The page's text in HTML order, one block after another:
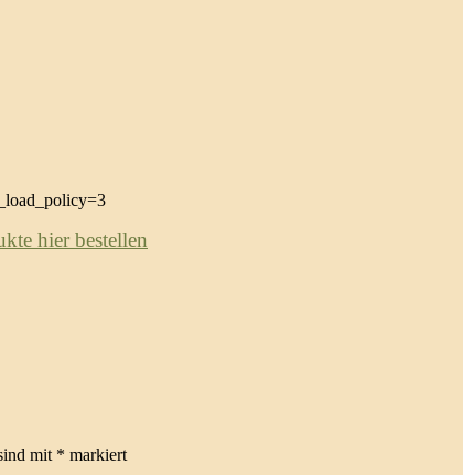
hier bestellen
mit * markiert